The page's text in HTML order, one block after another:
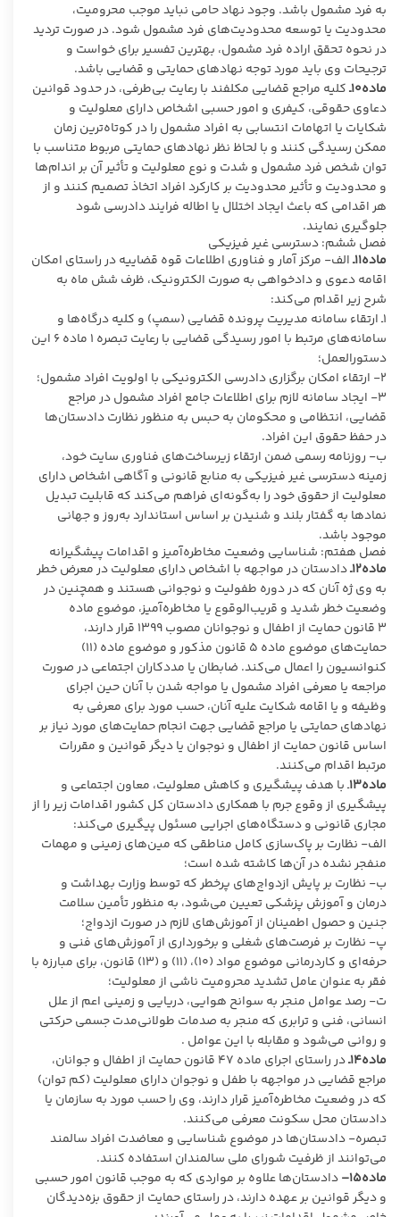
به فرد مشمول باشد. وجود نهاد حامی نباید موجب محرومیت،
محدودیت یا توسعه محدودیت‌های فرد مشمول شود. در صورت تردید
در نحوه تحقق اراده فرد مشمول، بهترین تفسیر برای خواست و
ترجیحات وی باید مورد توجه نهادهای حمایتی و قضایی باشد.
ماده۱۰ـ
کلیه مراجع قضایی مکلفند با رعایت بی‌طرفی، در حدود قوانین
دعاوی حقوقی، کیفری و امور حسبی اشخاص دارای معلولیت و
شکایات یا اتهامات انتسابی به افراد مشمول را در کوتاه‌ترین زمان
ممکن رسیدگی کنند و با لحاظ نظر نهادهای حمایتی مربوط متناسب با
توان شخص فرد مشمول و شدت و نوع معلولیت و تأثیر آن بر اندام‌ها
و محدودیت و تأثیر محدودیت بر کارکرد افراد اتخاذ تصمیم کنند و از
هر اقدامی که باعث ایجاد اختلال یا اطاله فرایند دادرسی شود
جلوگیری نمایند.
فصل ششم: دسترسی غیر فیزیکی
ماده۱۱ـ
الف- مرکز آمار و فناوری اطلاعات قوه قضاییه در راستای امکان
اقامه دعوی و دادخواهی به صورت الکترونیک، ظرف شش ماه به
شرح زیر اقدام می‌کند:
۱ـ ارتقاء سامانه مدیریت پرونده قضایی (سمپ) و کلیه درگاه‌ها و
سامانه‌های مرتبط با امور رسیدگی قضایی با رعایت تبصره ۱ ماده ۶ این
دستورالعمل؛
۲- ارتقاء امکان برگزاری دادرسی الکترونیکی با اولویت افراد مشمول؛
۳- ایجاد سامانه لازم برای اطلاعات جامع افراد مشمول در مراجع
قضایی، انتظامی و محکومان به حبس به ‌منظور نظارت دادستان‌ها
در حفظ حقوق این افراد.
ب- روزنامه رسمی ضمن ارتقاء زیرساخت‌های فناوری سایت خود،
زمینه دسترسی غیر فیزیکی به منابع قانونی و آگاهی اشخاص دارای
معلولیت از حقوق خود را به‌گونه‌ای فراهم می‌کند که قابلیت تبدیل
نمادها به گفتار بلند و شنیدن بر اساس استاندارد به‌روز و جهانی
موجود باشد.
فصل هفتم: شناسایی وضعیت مخاطره‌آمیز و اقدامات پیشگیرانه
ماده۱۲ـ
دادستان در مواجهه با اشخاص دارای معلولیت در معرض خطر
به وی ژه آنان که در دوره طفولیت و نوجوانی هستند و همچنین در
وضعیت خطر شدید و قریب‌الوقوع یا مخاطره‌آمیز، موضوع ماده
۳ قانون حمایت از اطفال و نوجوانان
مصوب ۱۳۹۹ قرار دارند،
حمایت‌های موضوع ماده ۵ قانون مذکور و موضوع ماده (۱۱)
کنوانسیون را اعمال می‌کند. ضابطان یا مددکاران اجتماعی در صورت
مراجعه یا معرفی افراد مشمول یا مواجه شدن با آنان حین اجرای
وظیفه و یا اقامه شکایت علیه آنان، حسب مورد برای معرفی به
نهادهای حمایتی یا مراجع قضایی جهت انجام حمایت‌های مورد نیاز بر
اساس قانون حمایت از اطفال و نوجوان یا دیگر قوانین و مقررات
مرتبط اقدام می‌کنند.
ماده۱۳
ـ با هدف پیشگیری و کاهش معلولیت، معاون اجتماعی و
پیشگیری از وقوع جرم با همکاری دادستان کل کشور اقدامات زیر را از
مجاری قانونی و دستگاه‌های اجرایی مسئول پیگیری می‌کند:
الف- نظارت بر پاک‌سازی کامل مناطقی که مین‌های زمینی و مهمات
منفجر نشده در آن‌ها کاشته شده است؛
ب- نظارت بر پایش ازدواج‌های پرخطر که توسط وزارت بهداشت و
درمان و آموزش پزشکی تعیین می‌شود، به منظور تأمین سلامت
جنین و حصول اطمینان از آموزش‌های لازم در صورت ازدواج؛
پ- نظارت بر فرصت‌های شغلی و برخورداری از آموزش‌های فنی و
حرفه‌ای و کاردرمانی موضوع مواد (۱۰)، (۱۱) و (۱۳) قانون، برای مبارزه با
فقر به عنوان عامل تشدید محرومیت ناشی از معلولیت؛
ت- رصد عوامل منجر به سوانح هوایی، دریایی و زمینی اعم از علل
انسانی، فنی و ترابری که منجر به صدمات طولانی‌مدت جسمی حرکتی
و روانی می‌شود و مقابله با این عوامل .
ماده۱۴ـ
در راستای اجرای ماده ۴۷ قانون حمایت از اطفال و جوانان،
مراجع قضایی در مواجهه با طفل و نوجوان دارای معلولیت (کم توان)
که در وضعیت مخاطره‌آمیز قرار دارند، وی را حسب مورد به سازمان یا
دادستان محل سکونت معرفی می‌کنند.
تبصره- دادستان‌ها در موضوع شناسایی و معاضدت افراد سالمند
می‌توانند از ظرفیت شورای ملی سالمندان استفاده کنند.
ماده۱۵–
دادستان‌ها علاوه بر مواردی که به موجب قانون امور حسبی
و دیگر قوانین بر عهده ‌دارند، در راستای حمایت از حقوق بزه‌دیدگان